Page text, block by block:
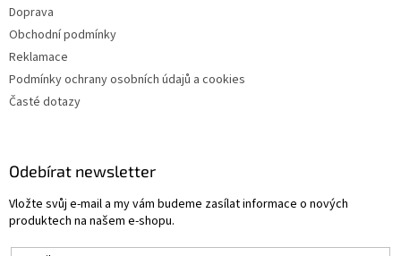
Doprava
Obchodní podmínky
Reklamace
Podmínky ochrany osobních údajů a cookies
Časté dotazy
Odebírat newsletter
Vložte svůj e-mail a my vám budeme zasílat informace o nových
produktech na našem e-shopu.